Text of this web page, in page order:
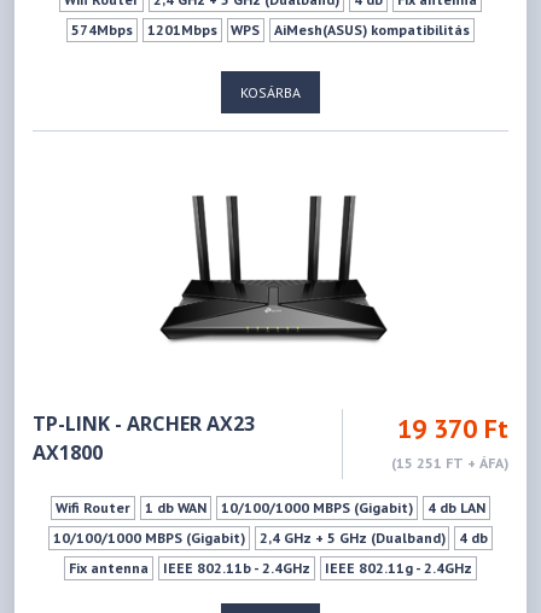
574Mbps
1201Mbps WPS AiMesh(ASUS) kompatibilitás
KOSÁRBA
TP-LINK - ARCHER AX23
AX1800
19 370 Ft
(15 251 FT + ÁFA)
Wifi Router 1 db WAN 10/100/1000 MBPS (Gigabit)
4 db LAN
10/100/1000 MBPS (Gigabit)
2,4 GHz + 5 GHz (Dualband)
4 db
Fix antenna
IEEE 802.11b - 2.4GHz
IEEE 802.11g - 2.4GHz